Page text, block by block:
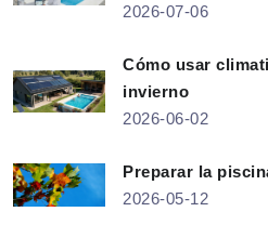
2026-07-06
Cómo usar
invierno
2026-06-02
Preparar la
2026-05-12